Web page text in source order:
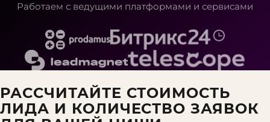
Работаем с ведущими платформами и сервисами
РАССЧИТАЙТЕ СТОИМОСТЬ
ЛИДА И КОЛИЧЕСТВО ЗАЯВОК